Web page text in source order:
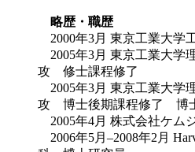
略歴・職歴
2000年3月 東京工業大学
2005年3月 東京工業大学
攻 修士課程修了
2005年3月 東京工業大学
攻 博士後期課程修了 博士
2005年4月 株式会社ケム
2006年5月–2008年2月